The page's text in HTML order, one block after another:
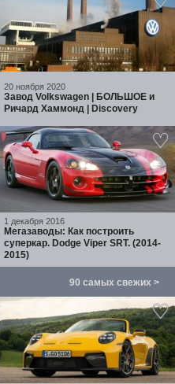
20 ноября 2020
Завод Volkswagen | БОЛЬШОЕ и
Ричард Хаммонд | Discovery
1 декабря 2016
Мегазаводы: Как построить
суперкар. Dodge Viper SRT. (2014-
2015)
90 самых свежих >